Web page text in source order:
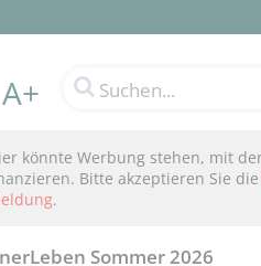
A+
könnte Werbung stehen, mit
Bitte akzeptieren Sie die
.
Sommer 2026